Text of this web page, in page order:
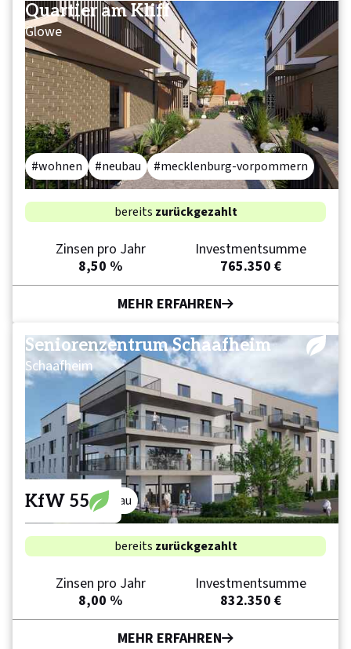
Quartier am Kliff
Glowe
wohnen neubau mecklenburg-vorpommern
bereits zurückgezahlt
Zinsen pro Jahr
8,50 %
Investmentsumme
765.350 €
MEHR ERFAHREN
Seniorenzentrum Schaafheim
Schaafheim
pflege neubau
KfW 55
bereits zurückgezahlt
Zinsen pro Jahr
8,00 %
Investmentsumme
832.350 €
MEHR ERFAHREN